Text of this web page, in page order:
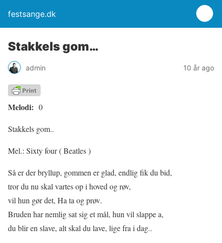
festsange.dk
Stakkels gom…
admin 10 år ago
Melodi: 0
Stakkels gom..
Mel.: Sixty four ( Beatles )
Så er der bryllup, gommen er glad, endlig fik du bid,
tror du nu skal vartes op i hoved og røv,
vil hun gør det, Ha ta og prøv.
Bruden har nemlig sat sig et mål, hun vil slappe a,
du blir en slave, alt skal du lave, lige fra i dag..